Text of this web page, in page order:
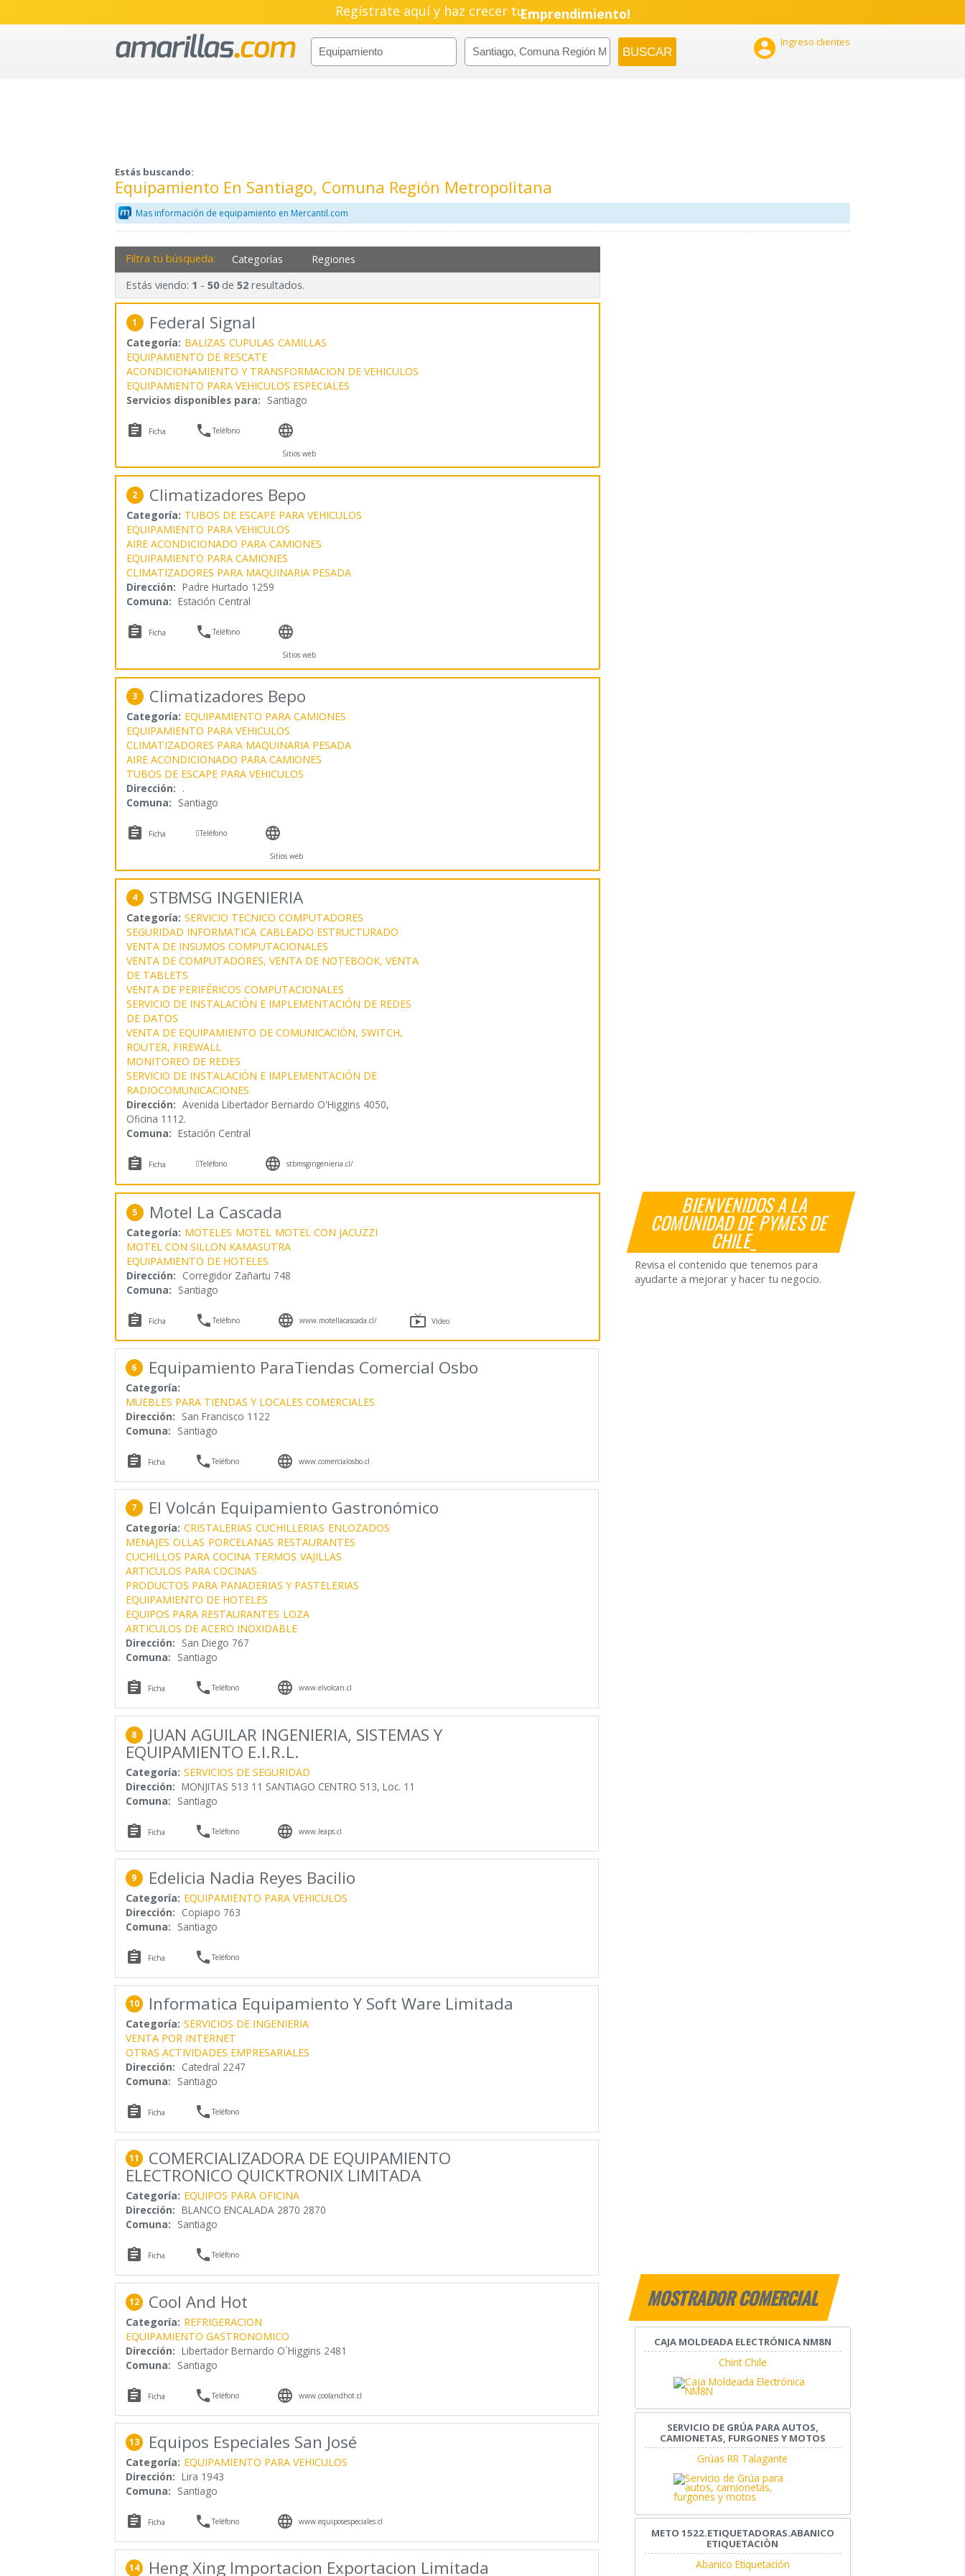
Regístrate aquí y haz crecer tuPyme!
Emprendimiento!
 Ingreso clientes
Estás buscando:
Equipamiento En Santiago, Comuna Región Metropolitana
Mas información de equipamiento en Mercantil.com
BIENVENIDOS A LA
COMUNIDAD DE PYMES DE
CHILE_
Revisa el contenido que tenemos para
ayudarte a mejorar y hacer tu negocio.
MOSTRADOR COMERCIAL
CAJA MOLDEADA ELECTRÓNICA NM8N
Chint Chile
SERVICIO DE GRÚA PARA AUTOS,
CAMIONETAS, FURGONES Y MOTOS
Grúas RR Talagante
METO 1522.ETIQUETADORAS.ABANICO
ETIQUETACIÒN
Abanico Etiquetación
Filtra tu búsqueda: Categorías Regiones
Estás viendo: 1 - 50de 52resultados.
1 Federal Signal
Categoría: BALIZAS CUPULAS CAMILLAS
EQUIPAMIENTO DE RESCATE
ACONDICIONAMIENTO Y TRANSFORMACION DE VEHICULOS
EQUIPAMIENTO PARA VEHICULOS ESPECIALES
Servicios disponibles para: Santiago
 Ficha Teléfono 
Sitios web
2 Climatizadores Bepo
Categoría: TUBOS DE ESCAPE PARA VEHICULOS
EQUIPAMIENTO PARA VEHICULOS
AIRE ACONDICIONADO PARA CAMIONES
EQUIPAMIENTO PARA CAMIONES
CLIMATIZADORES PARA MAQUINARIA PESADA
Dirección: Padre Hurtado 1259
Comuna: Estación Central
 Ficha Teléfono 
Sitios web
3 Climatizadores Bepo
Categoría: EQUIPAMIENTO PARA CAMIONES
EQUIPAMIENTO PARA VEHICULOS
CLIMATIZADORES PARA MAQUINARIA PESADA
AIRE ACONDICIONADO PARA CAMIONES
TUBOS DE ESCAPE PARA VEHICULOS
Dirección: .
Comuna: Santiago
 Ficha Teléfono 
Sitios web
4 STBMSG INGENIERIA
Categoría: SERVICIO TECNICO COMPUTADORES
SEGURIDAD INFORMATICA CABLEADO ESTRUCTURADO
VENTA DE INSUMOS COMPUTACIONALES
VENTA DE COMPUTADORES, VENTA DE NOTEBOOK, VENTA
DE TABLETS
VENTA DE PERIFÉRICOS COMPUTACIONALES
SERVICIO DE INSTALACIÓN E IMPLEMENTACIÓN DE REDES
DE DATOS
VENTA DE EQUIPAMIENTO DE COMUNICACIÓN, SWITCH,
ROUTER, FIREWALL
MONITOREO DE REDES
SERVICIO DE INSTALACIÓN E IMPLEMENTACIÓN DE
RADIOCOMUNICACIONES
Dirección: Avenida Libertador Bernardo O'Higgins 4050,
Oficina 1112.
Comuna: Estación Central
 Ficha Teléfono  stbmsgingenieria.cl/
5 Motel La Cascada
Categoría: MOTELES MOTEL MOTEL CON JACUZZI
MOTEL CON SILLON KAMASUTRA
EQUIPAMIENTO DE HOTELES
Dirección: Corregidor Zañartu 748
Comuna: Santiago
 Ficha Teléfono  www.motellacascada.cl/  Vídeo
6 Equipamiento ParaTiendas Comercial Osbo
Categoría:
MUEBLES PARA TIENDAS Y LOCALES COMERCIALES
Dirección: San Francisco 1122
Comuna: Santiago
 Ficha Teléfono  www.comercialosbo.cl
7 El Volcán Equipamiento Gastronómico
Categoría: CRISTALERIAS CUCHILLERIAS ENLOZADOS
MENAJES OLLAS PORCELANAS RESTAURANTES
CUCHILLOS PARA COCINA TERMOS VAJILLAS
ARTICULOS PARA COCINAS
PRODUCTOS PARA PANADERIAS Y PASTELERIAS
EQUIPAMIENTO DE HOTELES
EQUIPOS PARA RESTAURANTES LOZA
ARTICULOS DE ACERO INOXIDABLE
Dirección: San Diego 767
Comuna: Santiago
 Ficha Teléfono  www.elvolcan.cl
8 JUAN AGUILAR INGENIERIA, SISTEMAS Y
EQUIPAMIENTO E.I.R.L.
Categoría: SERVICIOS DE SEGURIDAD
Dirección: MONJITAS 513 11 SANTIAGO CENTRO 513, Loc. 11
Comuna: Santiago
 Ficha Teléfono  www.leaps.cl
9 Edelicia Nadia Reyes Bacilio
Categoría: EQUIPAMIENTO PARA VEHICULOS
Dirección: Copiapo 763
Comuna: Santiago
 Ficha Teléfono
10 Informatica Equipamiento Y Soft Ware Limitada
Categoría: SERVICIOS DE INGENIERIA
VENTA POR INTERNET
OTRAS ACTIVIDADES EMPRESARIALES
Dirección: Catedral 2247
Comuna: Santiago
 Ficha Teléfono
11 COMERCIALIZADORA DE EQUIPAMIENTO
ELECTRONICO QUICKTRONIX LIMITADA
Categoría: EQUIPOS PARA OFICINA
Dirección: BLANCO ENCALADA 2870 2870
Comuna: Santiago
 Ficha Teléfono
12 Cool And Hot
Categoría: REFRIGERACION
EQUIPAMIENTO GASTRONOMICO
Dirección: Libertador Bernardo O´Higgins 2481
Comuna: Santiago
 Ficha Teléfono  www.coolandhot.cl
13 Equipos Especiales San José
Categoría: EQUIPAMIENTO PARA VEHICULOS
Dirección: Lira 1943
Comuna: Santiago
 Ficha Teléfono  www.equiposespeciales.cl
14 Heng Xing Importacion Exportacion Limitada